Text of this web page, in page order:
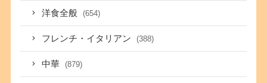
洋食全般 (654)
フレンチ・イタリアン (388)
中華 (879)